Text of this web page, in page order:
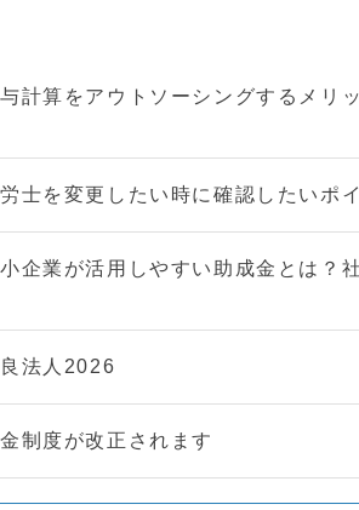
計算をアウトソーシングするメリ
士を変更したい時に確認したいポ
企業が活用しやすい助成金とは？
法人2026
制度が改正されます